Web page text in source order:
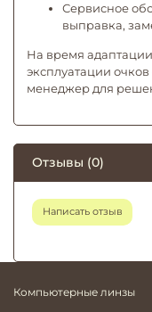
Сервисное
выправка,
На время
эксплуатации
менеджер для
Отзывы (0)
Написать отзыв
Компьютерные линзы